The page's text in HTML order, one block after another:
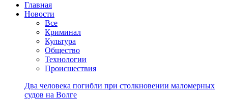
Главная
Новости
Все
Криминал
Культура
Общество
Технологии
Происшествия
Два человека погибли при столкновении маломерных
судов на Волге